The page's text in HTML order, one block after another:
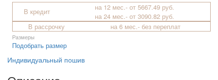
В кредит
на 12 мес.- от 5667.49 руб.
на 24 мес.- от 3090.82 руб.
В рассрочку
на 6 мес.- без переплат
Размеры
Подобрать размер
Индивидуальный пошив